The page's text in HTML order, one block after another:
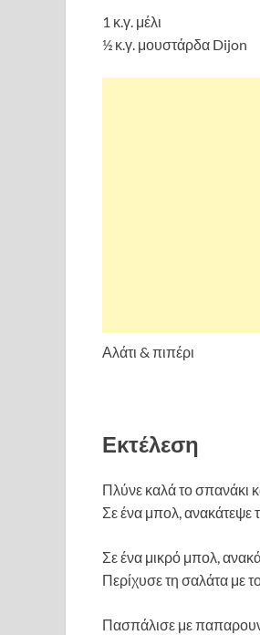
1 κ.γ. μέλι
½ κ.γ. μουστάρδα Dijon
Αλάτι & πιπέρι
Εκτέλεση
Πλύνε καλά το σπανάκι
Σε ένα μπολ, ανακάτεψε
Σε ένα μικρό μπολ,
Περίχυσε τη σαλάτα με
Πασπάλισε με